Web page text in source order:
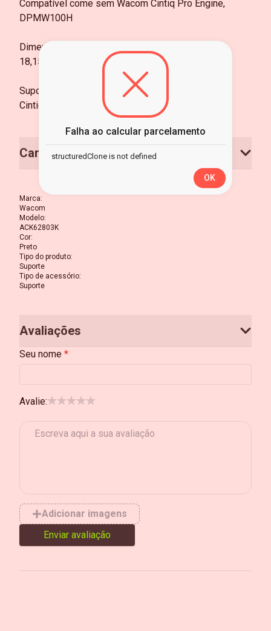
Compatível come sem Wacom Cintiq Pro Engine,
DPMW100H
Dimensões:
18,15 × 59,02 × 30,7 cm
Suporte:
Cintiq Pro 24, Cintiq Pro 32
Características
Marca:
Wacom
Modelo:
ACK62803K
Cor:
Preto
Tipo do produto:
Suporte
Tipo de acessório:
Suporte
Avaliações
Seu nome
Avalie:
Adicionar imagens
Enviar avaliação
Falha ao calcular parcelamento
structuredClone is not defined
OK